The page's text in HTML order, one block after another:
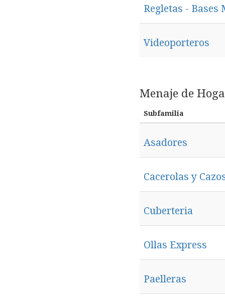
Regletas - Bases
Videoporteros
Menaje de
Subfamilia
Asadores
Cacerolas y
Cuberteria
Ollas Express
Paelleras